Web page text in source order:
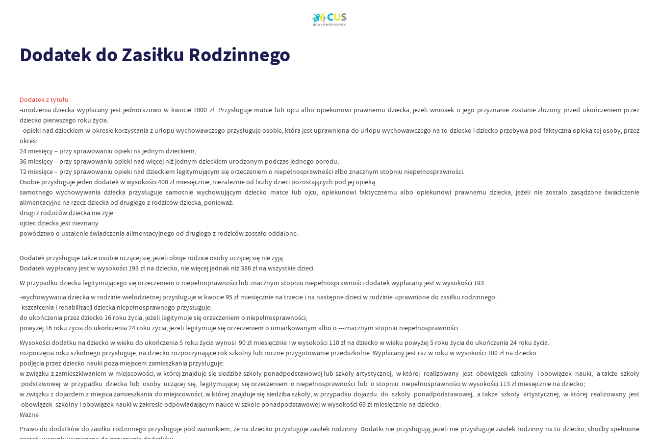
Dodatek do Zasiłku Rodzinnego
Dodatek z tytułu :
-urodzenia dziecka wypłacany jest jednorazowo w kwocie 1000 zł. Przysługuje matce lub ojcu albo opiekunowi prawnemu dziecka, jeżeli wniosek o jego przyznanie zostanie złożony przed ukończeniem przez
dziecko pierwszego roku życia.
-opieki nad dzieckiem w okresie korzystania z urlopu wychowawczego przysługuje osobie, która jest uprawniona do urlopu wychowawczego na to dziecko i dziecko przebywa pod faktyczną opieką tej osoby, przez
okres:
24 miesięcy – przy sprawowaniu opieki na jednym dzieckiem,
36 miesięcy – przy sprawowaniu opieki nad więcej niż jednym dzieckiem urodzonym podczas jednego porodu,
72 miesiące – przy sprawowaniu opieki nad dzieckiem legitymującym się orzeczeniem o niepełnosprawności albo znacznym stopniu niepełnosprawności.
Osobie przysługuje jeden dodatek w wysokości 400 zł miesięcznie, niezależnie od liczby dzieci pozostających pod jej opieką.
samotnego wychowywania dziecka przysługuje samotnie wychowującym dziecko matce lub ojcu, opiekunowi faktycznemu albo opiekunowi prawnemu dziecka, jeżeli nie zostało zasądzone świadczenie
alimentacyjne na rzecz dziecka od drugiego z rodziców dziecka, ponieważ:
drugi z rodziców dziecka nie żyje
ojciec dziecka jest nieznany
powództwo o ustalenie świadczenia alimentacyjnego od drugiego z rodziców zostało oddalone.
Dodatek przysługuje także osobie uczącej się, jeżeli oboje rodzice osoby uczącej się nie żyją.
Dodatek wypłacany jest w wysokości 193 zł na dziecko, nie więcej jednak niż 386 zł na wszystkie dzieci.
W przypadku dziecka legitymującego się orzeczeniem o niepełnoprawności lub znacznym stopniu niepełnosprawności dodatek wypłacany jest w wysokości 193
-wychowywania dziecka w rodzinie wielodzietnej przysługuje w kwocie 95 zł miesięcznie na trzecie i na następne dzieci w rodzinie uprawnione do zasiłku rodzinnego.
-kształcenia i rehabilitacji dziecka niepełnosprawnego przysługuje:
do ukończenia przez dziecko 16 roku życia, jeżeli legitymuje się orzeczeniem o niepełnosprawności;
powyżej 16 roku życia do ukończenia 24 roku życia, jeżeli legitymuje się orzeczeniem o umiarkowanym albo o ---znacznym stopniu niepełnosprawności.
Wysokości dodatku na dziecko w wieku do ukończenia 5 roku życia wynosi 90 zł miesięcznie i w wysokości 110 zł na dziecko w wieku powyżej 5 roku życia do ukończenia 24 roku życia.
rozpoczęcia roku szkolnego przysługuje, na dziecko rozpoczynające rok szkolny lub roczne przygotowanie przedszkolne. Wypłacany jest raz w roku w wysokości 100 zł na dziecko.
podjęcia przez dziecko nauki poza miejscem zamieszkania przysługuje:
w związku z zamieszkiwaniem w miejscowości, w której znajduje się siedziba szkoły ponadpodstawowej lub szkoły artystycznej, w której realizowany jest obowiązek szkolny i obowiązek nauki, a także szkoły
podstawowej w przypadku dziecka lub osoby uczącej się, legitymującej się orzeczeniem o niepełnosprawności lub o stopniu niepełnosprawności w wysokości 113 zł miesięcznie na dziecko;
w związku z dojazdem z miejsca zamieszkania do miejscowości, w której znajduje się siedziba szkoły, w przypadku dojazdu do szkoły ponadpodstawowej, a także szkoły artystycznej, w której realizowany jest
obowiązek szkolny i obowiązek nauki w zakresie odpowiadającym nauce w szkole ponadpodstawowej w wysokości 69 zł miesięcznie na dziecko.
Ważne
Prawo do dodatków do zasiłku rodzinnego przysługuje pod warunkiem, że na dziecko przysługuje zasiłek rodzinny. Dodatki nie przysługują, jeżeli nie przysługuje zasiłek rodzinny na to dziecko, choćby spełnione